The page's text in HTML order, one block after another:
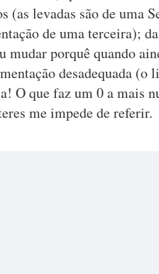
(as levadas são de uma
de uma terceira);
mudar porquê quando
desadequada (o
O que faz um 0 a mais
me impede de referir.